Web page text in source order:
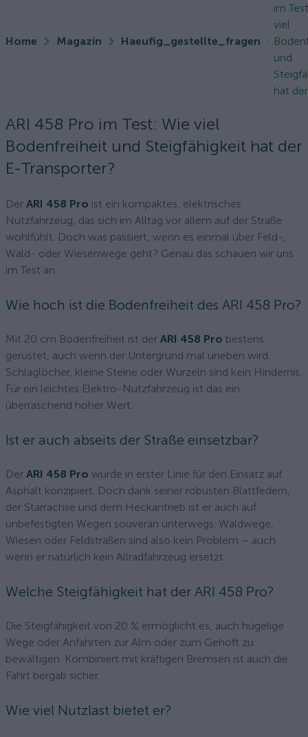
Home Magazin Haeufig_gestellte_fragen
im
viel
und
hat
ARI 458 Pro im Test: Wie viel
Bodenfreiheit und Steigfähigkeit hat der
E-Transporter?
Der ARI 458 Pro ist ein kompaktes, elektrisches
Nutzfahrzeug, das sich im Alltag vor allem auf der Straße
wohlfühlt. Doch was passiert, wenn es einmal über Feld-,
Wald- oder Wiesenwege geht? Genau das schauen wir uns
im Test an.
Wie hoch ist die Bodenfreiheit des ARI 458 Pro?
Mit 20 cm Bodenfreiheit ist der ARI 458 Pro bestens
gerüstet, auch wenn der Untergrund mal uneben wird.
Schlaglöcher, kleine Steine oder Wurzeln sind kein Hindernis.
Für ein leichtes Elektro-Nutzfahrzeug ist das ein
überraschend hoher Wert.
Ist er auch abseits der Straße einsetzbar?
Der ARI 458 Pro wurde in erster Linie für den Einsatz auf
Asphalt konzipiert. Doch dank seiner robusten Blattfedern,
der Starrachse und dem Heckantrieb ist er auch auf
unbefestigten Wegen souverän unterwegs. Waldwege,
Wiesen oder Feldstraßen sind also kein Problem – auch
wenn er natürlich kein Allradfahrzeug ersetzt.
Welche Steigfähigkeit hat der ARI 458 Pro?
Die Steigfähigkeit von 20 % ermöglicht es, auch hügelige
Wege oder Anfahrten zur Alm oder zum Gehöft zu
bewältigen. Kombiniert mit kräftigen Bremsen ist auch die
Fahrt bergab sicher.
Wie viel Nutzlast bietet er?